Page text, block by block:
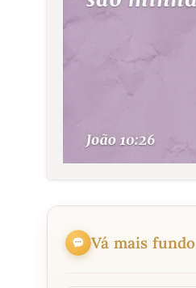
Vá mais fundo